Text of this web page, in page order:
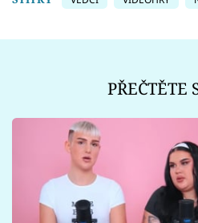
PŘEČTĚTE